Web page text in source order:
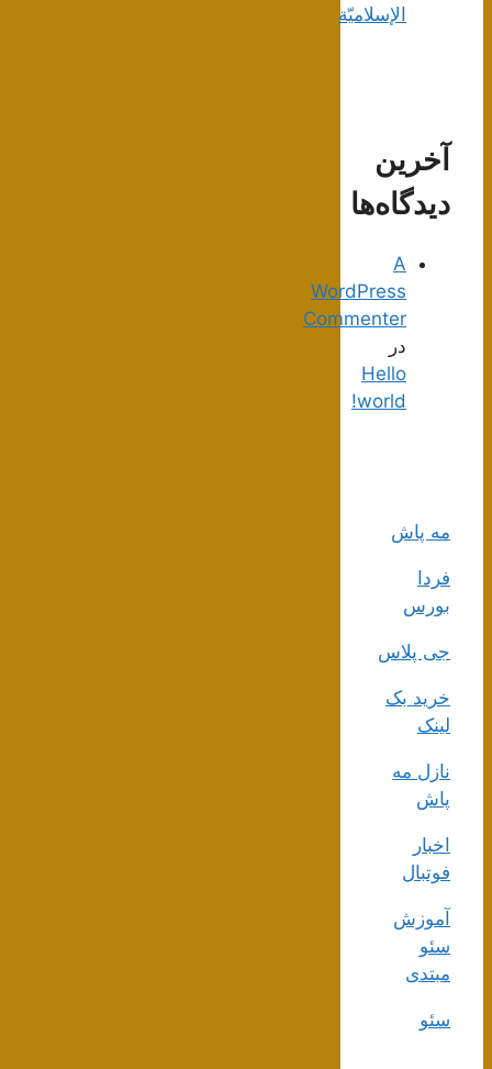
الإسلاميّة
آخرین
دیدگاه‌ها
A
WordPress
Commenter
در
Hello
world!
مه پاش
فردا
بورس
جی پلاس
خرید بک
لینک
نازل مه
پاش
اخبار
فوتبال
آموزش
سئو
مبتدی
سئو